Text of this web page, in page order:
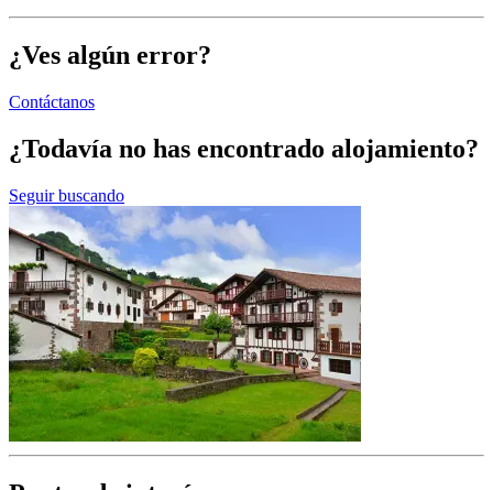
¿Ves algún error?
Contáctanos
¿Todavía no has encontrado alojamiento?
Seguir buscando